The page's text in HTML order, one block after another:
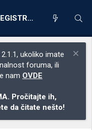
REGISTRACIJA
ukoliko imate
foruma, ili
nam OVDE
Pročitajte ih,
da čitate nešto!